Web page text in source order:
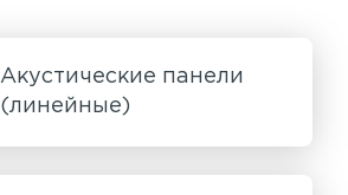
Акустические панели
(линейные)